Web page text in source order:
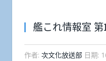
艦これ情報室 第
作者: 次文化放送部 日期: